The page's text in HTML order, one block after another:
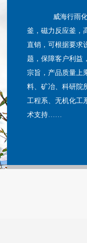
威海行雨化工
釜，磁力反应釜，
直销，可根据要求
题，保障客户利益
宗旨，产品质量上
料、矿冶、科研院
工程系、无机化工
术支持……